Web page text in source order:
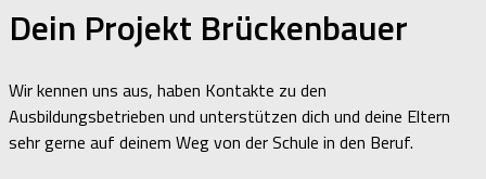
Dein Projekt Brückenbauer
Wir kennen uns aus, haben Kontakte zu den
Ausbildungsbetrieben und unterstützen dich und deine Eltern
sehr gerne auf deinem Weg von der Schule in den Beruf.